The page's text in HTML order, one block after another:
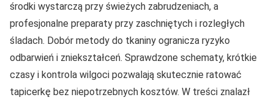
środki wystarczą przy świeżych zabrudzeniach, a
profesjonalne preparaty przy zaschniętych i rozległych
śladach. Dobór metody do tkaniny ogranicza ryzyko
odbarwień i zniekształceń. Sprawdzone schematy, krótkie
czasy i kontrola wilgoci pozwalają skutecznie ratować
tapicerkę bez niepotrzebnych kosztów. W treści znalazł